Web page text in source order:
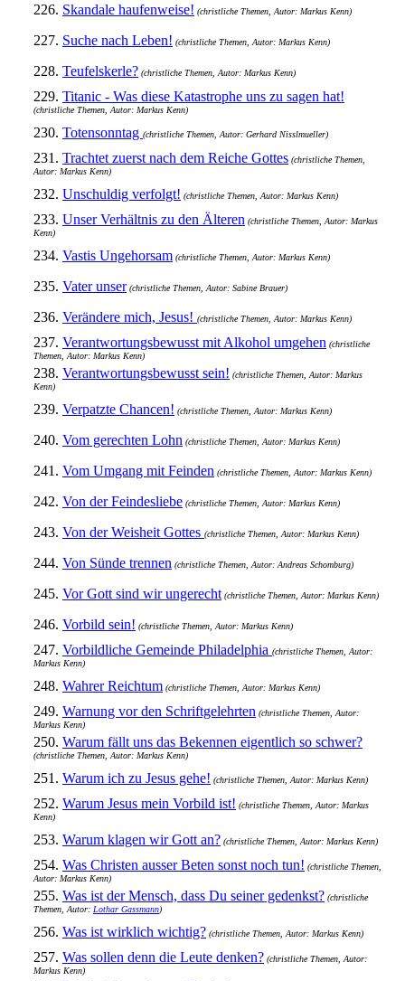
226. Skandale haufenweise! (christliche Themen, Autor: Markus Kenn)
227. Suche nach Leben! (christliche Themen, Autor: Markus Kenn)
228. Teufelskerle? (christliche Themen, Autor: Markus Kenn)
229. Titanic - Was diese Katastrophe uns zu sagen hat!
(christliche Themen, Autor: Markus Kenn)
230. Totensonntag (christliche Themen, Autor: Gerhard Nisslmueller)
231. Trachtet zuerst nach dem Reiche Gottes (christliche Themen,
Autor: Markus Kenn)
232. Unschuldig verfolgt! (christliche Themen, Autor: Markus Kenn)
233. Unser Verhältnis zu den Älteren (christliche Themen, Autor: Markus
Kenn)
234. Vastis Ungehorsam (christliche Themen, Autor: Markus Kenn)
235. Vater unser(christliche Themen, Autor: Sabine Brauer)
236. Verändere mich, Jesus! (christliche Themen, Autor: Markus Kenn)
237. Verantwortungsbewusst mit Alkohol umgehen (christliche
Themen, Autor: Markus Kenn)
238. Verantwortungsbewusst sein! (christliche Themen, Autor: Markus
Kenn)
239. Verpatzte Chancen! (christliche Themen, Autor: Markus Kenn)
240. Vom gerechten Lohn (christliche Themen, Autor: Markus Kenn)
241. Vom Umgang mit Feinden (christliche Themen, Autor: Markus Kenn)
242. Von der Feindesliebe (christliche Themen, Autor: Markus Kenn)
243. Von der Weisheit Gottes (christliche Themen, Autor: Markus Kenn)
244. Von Sünde trennen (christliche Themen, Autor: Andreas Schomburg)
245. Vor Gott sind wir ungerecht (christliche Themen, Autor: Markus Kenn)
246. Vorbild sein! (christliche Themen, Autor: Markus Kenn)
247. Vorbildliche Gemeinde Philadelphia (christliche Themen, Autor:
Markus Kenn)
248. Wahrer Reichtum (christliche Themen, Autor: Markus Kenn)
249. Warnung vor den Schriftgelehrten (christliche Themen, Autor:
Markus Kenn)
250. Warum fällt uns das Bekennen eigentlich so schwer?
(christliche Themen, Autor: Markus Kenn)
251. Warum ich zu Jesus gehe! (christliche Themen, Autor: Markus Kenn)
252. Warum Jesus mein Vorbild ist! (christliche Themen, Autor: Markus
Kenn)
253. Warum klagen wir Gott an? (christliche Themen, Autor: Markus Kenn)
254. Was Christen ausser Beten sonst noch tun! (christliche Themen,
Autor: Markus Kenn)
255. Was ist der Mensch, dass Du seiner gedenkst? (christliche
Themen, Autor: Lothar Gassmann)
256. Was ist wirklich wichtig? (christliche Themen, Autor: Markus Kenn)
257. Was sollen denn die Leute denken? (christliche Themen, Autor:
Markus Kenn)